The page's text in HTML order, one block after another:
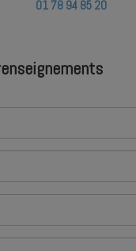
01 78 94 85 20